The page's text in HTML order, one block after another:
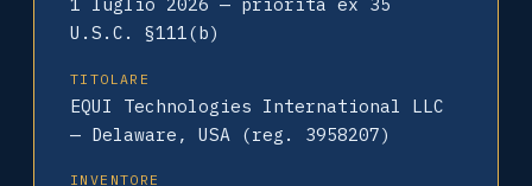
U.S.C. §111(b)
TITOLARE
EQUI Technologies International LLC
— Delaware, USA (reg. 3958207)
INVENTORE